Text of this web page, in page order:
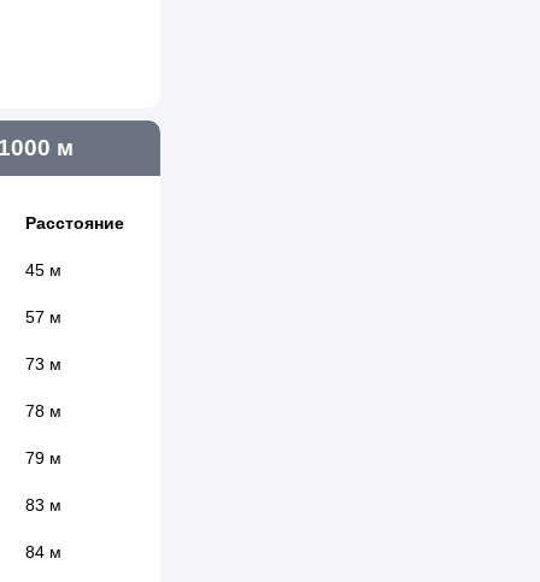
м
Расстояние
45 м
57 м
73 м
78 м
79 м
83 м
84 м